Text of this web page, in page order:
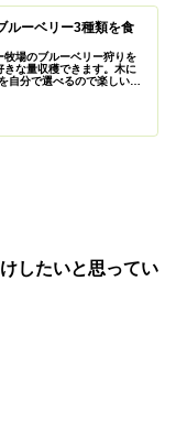
ルーベリー3種類を食
場のブルーベリー狩りを
な量収穫できます。木に
自分で選べるので楽しいで
したいと思ってい